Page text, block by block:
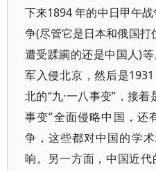
下来1894 年的中日甲午
争(尽管它是日本和俄国打
遭受蹂躏的还是中国人)
军入侵北京，然后是
北的“九·一八事变”，接
事变”全面侵略中国，还
争，这些都对中国的学
响。另一方面，中国近代